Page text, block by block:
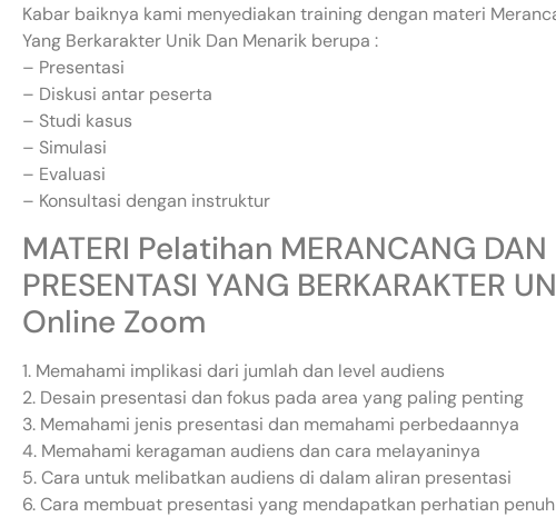
Kabar baiknya kami menyediakan training dengan materi
Yang Berkarakter Unik Dan Menarik berupa :
– Presentasi
– Diskusi antar peserta
– Studi kasus
– Simulasi
– Evaluasi
– Konsultasi dengan instruktur
MATERI Pelatihan MERANCANG
PRESENTASI YANG BERKARAKTER
Online Zoom
1. Memahami implikasi dari jumlah dan level audiens
2. Desain presentasi dan fokus pada area yang paling penting
3. Memahami jenis presentasi dan memahami perbedaannya
4. Memahami keragaman audiens dan cara melayaninya
5. Cara untuk melibatkan audiens di dalam aliran presentasi
6. Cara membuat presentasi yang mendapatkan perhatian